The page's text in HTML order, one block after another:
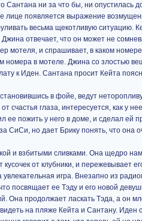
ни за что бы, ни опустилась
лице появляется выражение
весьма щекотливую ситуацию.
отвечает, что он может не
мотеля, и спрашивает, в каком
в мотеле. Джина со злостью
к Иден. Сантана просит Кейта
в фойе, ведут
глаза, интересуется, как у
ее пожить у него в доме, и сделал
СиСи, но дает Брику понять, что она
и взбитыми сливками. Она щедро
от клубники, и пережевывает
игра. Внезапно из
посвящает ее Тэду и его новой
Она продолжает ласкать Тэда, а он
на пляже Кейта и Сантану. Иден